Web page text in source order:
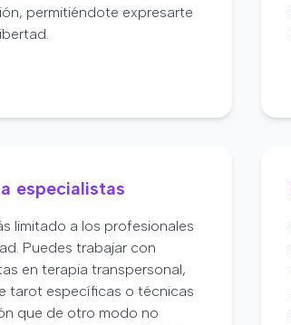
permitiéndote expresarte
especialistas
limitado a los profesionales
Puedes trabajar con
en terapia transpersonal,
tarot específicas o técnicas
que de otro modo no